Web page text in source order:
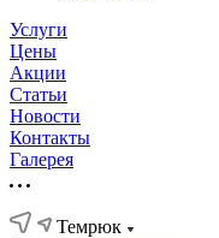
Услуги
Цены
Акции
Статьи
Новости
Контакты
Галерея
Темрюк